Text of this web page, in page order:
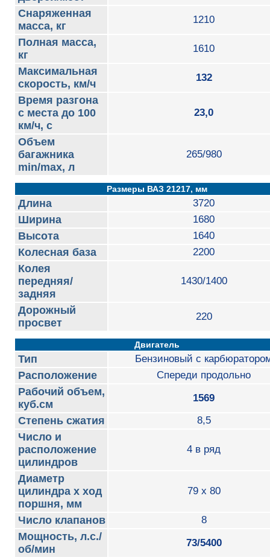
Снаряженная
масса, кг
1210
Полная масса,
кг
1610
Максимальная
скорость, км/ч
132
Время разгона
с места до 100
км/ч, с
23,0
Объем
багажника
min/max, л
265/980
Размеры ВАЗ 21217, мм
Длина 3720
Ширина 1680
Высота 1640
Колесная база 2200
Колея
передняя/
задняя
1430/1400
Дорожный
просвет
220
Двигатель
Тип Бензиновый с
Расположение Cпереди продольно
Рабочий объем,
куб.см
1569
Степень сжатия 8,5
Число и
расположение
цилиндров
4 в ряд
Диаметр
цилиндра х ход
поршня, мм
79 x 80
Число клапанов 8
Мощность, л.с./
об/мин
73/5400